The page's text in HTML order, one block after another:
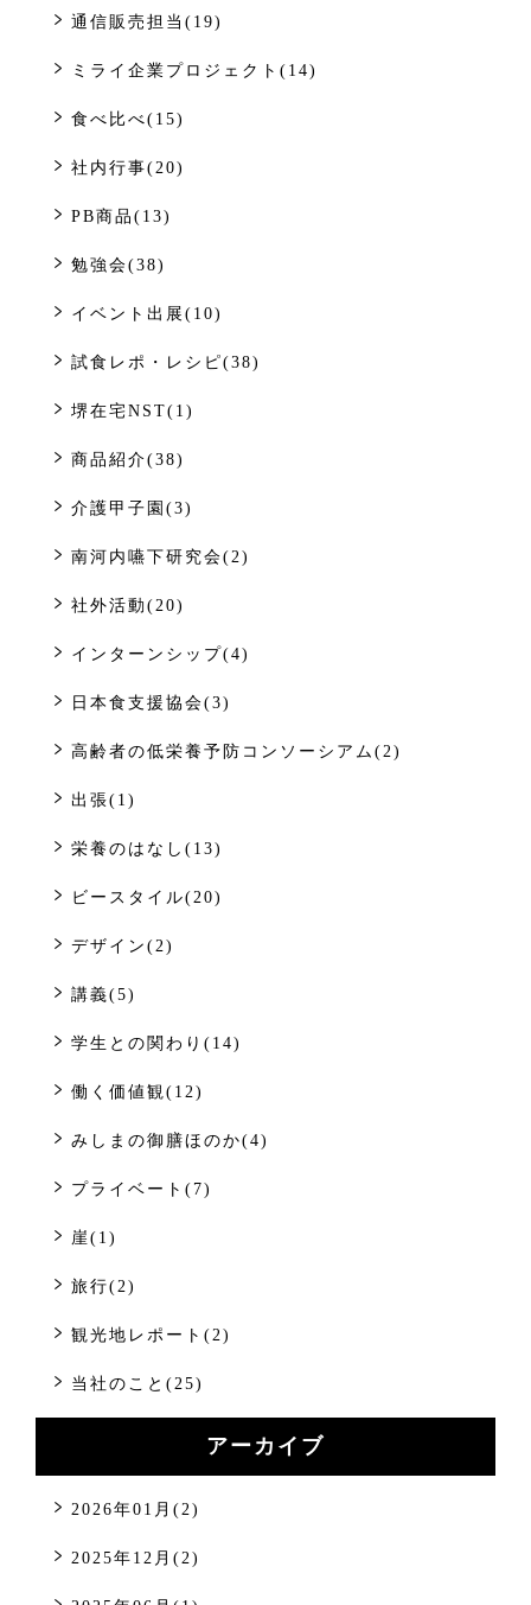
通信販売担当(19)
ミライ企業プロジェクト(14)
食べ比べ(15)
社内行事(20)
PB商品(13)
勉強会(38)
イベント出展(10)
試食レポ・レシピ(38)
堺在宅NST(1)
商品紹介(38)
介護甲子園(3)
南河内嚥下研究会(2)
社外活動(20)
インターンシップ(4)
日本食支援協会(3)
高齢者の低栄養予防コンソーシアム(2)
出張(1)
栄養のはなし(13)
ビースタイル(20)
デザイン(2)
講義(5)
学生との関わり(14)
働く価値観(12)
みしまの御膳ほのか(4)
プライベート(7)
崖(1)
旅行(2)
観光地レポート(2)
当社のこと(25)
アーカイブ
2026年01月(2)
2025年12月(2)